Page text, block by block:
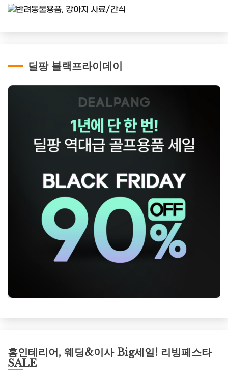
딜팡 블랙프라이데이
홈인테리어, 웨딩&이사 Big세일! 리빙페스타
SALE